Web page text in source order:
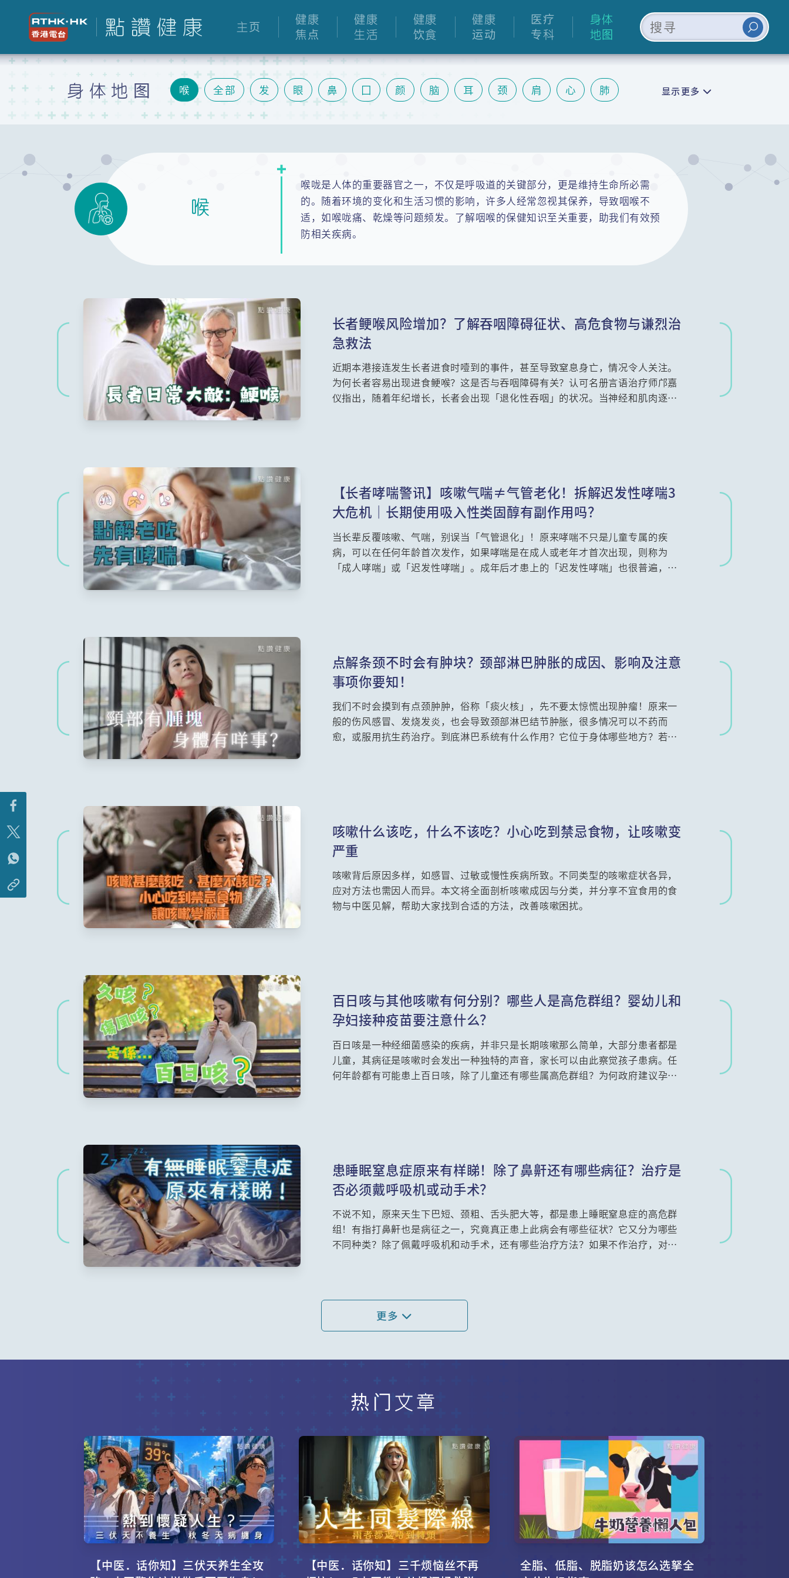
主页
健康
焦点
健康
生活
健康
饮食
健康
运动
医疗
专科
身体
地图
身体地图 全部 发 眼 鼻 囗 颜 脑 耳 颈 肩
喉 心 肺
胃 肝 肾
生殖
显示更多
喉
喉咙是人体的重要器官之一，不仅是呼吸道的关键部分，更是维持生命所必需
的。随着环境的变化和生活习惯的影响，许多人经常忽视其保养，导致咽喉不
适，如喉咙痛、乾燥等问题频发。了解咽喉的保健知识至关重要，助我们有效预
防相关疾病。
长者鲠喉风险增加？了解吞咽障碍征状、高危食物与谦烈治
急救法
近期本港接连发生长者进食时噎到的事件，甚至导致窒息身亡，情况令人关注。
为何长者容易出现进食鲠喉？这是否与吞咽障碍有关？认可名册言语治疗师邝嘉
仪指出，随着年纪增长，长者会出现「退化性吞咽」的状况。当神经和肌肉逐渐
【长者哮喘警讯】咳嗽气喘≠气管老化！拆解迟发性哮喘3
大危机｜长期使用吸入性类固醇有副作用吗？
当长辈反覆咳嗽、气喘，别误当「气管退化」！原来哮喘不只是儿童专属的疾
病，可以在任何年龄首次发作，如果哮喘是在成人或老年才首次出现，则称为
「成人哮喘」或「迟发性哮喘」。成年后才患上的「迟发性哮喘」也很普遍，香
点解条颈不时会有肿块？颈部淋巴肿胀的成因、影响及注意
事项你要知！
我们不时会摸到有点颈肿肿，俗称「痰火核」，先不要太惊慌出现肿瘤！原来一
般的伤风感冒、发烧发炎，也会导致颈部淋巴结节肿胀，很多情况可以不药而
愈，或服用抗生药治疗。到底淋巴系统有什么作用？它位于身体哪些地方？若发
咳嗽什么该吃，什么不该吃？小心吃到禁忌食物，让咳嗽变
严重
咳嗽背后原因多样，如感冒、过敏或慢性疾病所致。不同类型的咳嗽症状各异，
应对方法也需因人而异。本文将全面剖析咳嗽成因与分类，并分享不宜食用的食
物与中医见解，帮助大家找到合适的方法，改善咳嗽困扰。
百日咳与其他咳嗽有何分别？哪些人是高危群组？婴幼儿和
孕妇接种疫苗要注意什么？
百日咳是一种经细菌感染的疾病，并非只是长期咳嗽那么简单，大部分患者都是
儿童，其病征是咳嗽时会发出一种独特的声音，家长可以由此察觉孩子患病。任
何年龄都有可能患上百日咳，除了儿童还有哪些属高危群组？为何政府建议孕妇
患睡眠窒息症原来有样睇！除了鼻鼾还有哪些病征？治疗是
否必须戴呼吸机或动手术？
不说不知，原来天生下巴短、颈粗、舌头肥大等，都是患上睡眠窒息症的高危群
组！有指打鼻鼾也是病征之一，究竟真正患上此病会有哪些征状？它又分为哪些
不同种类？除了佩戴呼吸机和动手术，还有哪些治疗方法？如果不作治疗，对生
更多
热门文章
【中医．话你知】三伏天养生全攻
【中医．话你知】三千烦恼丝不再
全脂、低脂、脱脂奶该怎么选拏全